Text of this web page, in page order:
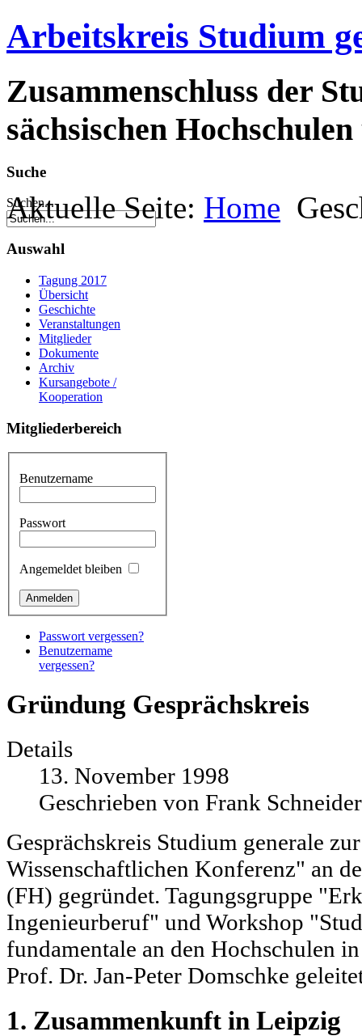
Arbeitskreis Studium
Zusammenschluss der
sächsischen
Suche
Suchen...
Aktuelle Seite: Home
Auswahl
Tagung 2017
Übersicht
Geschichte
Veranstaltungen
Mitglieder
Dokumente
Archiv
Kursangebote /
Kooperation
Mitgliederbereich
Benutzername
Passwort
Angemeldet bleiben
Passwort vergessen?
Benutzername
vergessen?
Gründung Gesprächskreis
Details
13. November 1998
Geschrieben von Frank Schneider
Gesprächskreis Studium generale
Wissenschaftlichen Konferenz" an
(FH) gegründet. Tagungsgruppe
Ingenieurberuf" und Workshop
fundamentale an den Hochschulen
Prof. Dr. Jan-Peter Domschke
1. Zusammenkunft in Leipzig